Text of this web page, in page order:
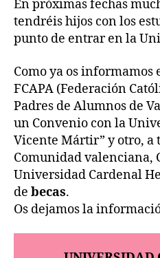
En próximas fechas
tendréis hijos con los
punto de entrar en la
Como ya os informamos
FCAPA (Federación
Padres de Alumnos de
un Convenio con la
Vicente Mártir” y otro, a
Comunidad valenciana,
Universidad Cardenal
de becas.
Os dejamos la